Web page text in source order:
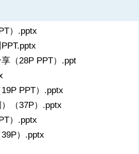
强调Accountability，事事有负责，每件事
皆是协作者。职责分配上不要和稀泥。实
型，既强调困难且正确的事，也强调使命
世界发，与纯数字世界的互联公司有所
顾每周回顾是OKR的跳节奏认知：OKR
知：OKR更在意，通过在意达到成事的
责任的信指数，不是客观进度。因为往往
完成了半。实践：理想汽业务OKR每周
负责参加，时完成。实践：每次Revie
，并定期说明进展和问题。当前进度有
是灯，险是绿灯。基本功之三：OKR季度
知升级认知：复盘也许是OKR实践中最
强调深透彻实践：每次复盘前，所有与
性问题；复盘时，家充分讨论，充分共
？各KR进展如何？总结经验-哪些地做的
-制定流程与机制，固化经验。第步，
，当季的OKR进展是否符合预期？季度
度OKR是否有需要更新的地？*季度
周要事周总结：每周要事完成情况今要
的完成情况周报和报相当于mini OKR对
进展、困难或者感悟承接承接案例：李
日报案例周报案例经验5：CFR关注成
来参与者不了解或者不认同标认知：KPI
由来；因此数字即使能做到，但未必得到
者共创出How（KR）和What（O)，深刻
信看，推动多数因为受益坚持。实践：
责之，包含OKR系统的迭代更新、
。OKR、周报和报前已经融多数团队的常
业时怎样评美）-没有静态的OKR标准，
，这些案例来激活家频带低频（和追
过的）权 但必须有影响（还不是板给
和资源层级）为什么不能权去推动OKR？
练使LBP与TBP，在同个世界发现问题、